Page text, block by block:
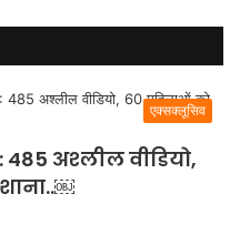
एक्सक्लूसिव
अश्लील वीडियो,